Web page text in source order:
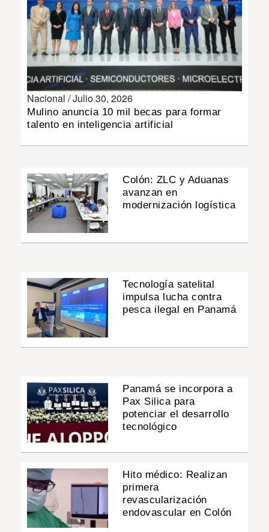
IMPRESO
Nacional /Julio 30, 2026
Mulino anuncia 10 mil becas para formar
talento en inteligencia artificial
Colón: ZLC y Aduanas
avanzan en
modernización logística
Tecnología satelital
impulsa lucha contra
pesca ilegal en Panamá
Panamá se incorpora a
Pax Silica para
potenciar el desarrollo
tecnológico
Hito médico: Realizan
primera
revascularización
endovascular en Colón